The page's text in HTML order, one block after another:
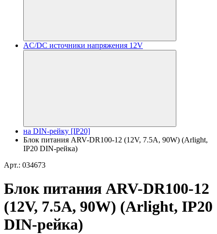
AC/DC источники напряжения 12V
на DIN-рейку [IP20]
Блок питания ARV-DR100-12 (12V, 7.5A, 90W) (Arlight,
IP20 DIN-рейка)
Арт.: 034673
Блок питания ARV-DR100-12
(12V, 7.5A, 90W) (Arlight, IP20
DIN-рейка)